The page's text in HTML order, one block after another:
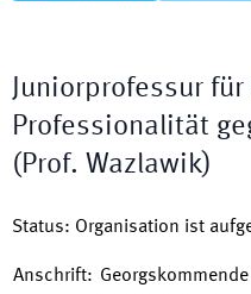
Juniorprofessur
Professionalität
(Prof. Wazlawik)
Status: Organisation ist
Anschrift: